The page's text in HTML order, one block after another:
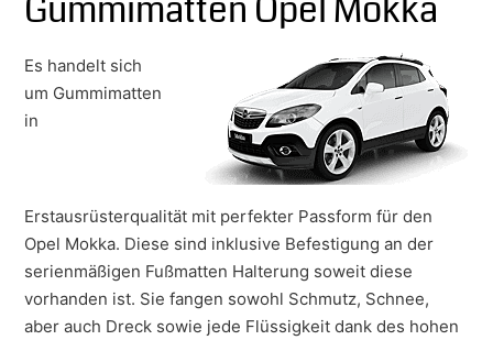
Gummimatten Opel Mokka
Es handelt sich
um Gummimatten
in
Erstausrüsterqualität mit perfekter Passform für den
Opel Mokka. Diese sind inklusive Befestigung an der
serienmäßigen Fußmatten Halterung soweit diese
vorhanden ist. Sie fangen sowohl Schmutz, Schnee,
aber auch Dreck sowie jede Flüssigkeit dank des hohen